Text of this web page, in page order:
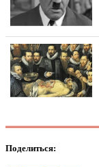
Поделиться: